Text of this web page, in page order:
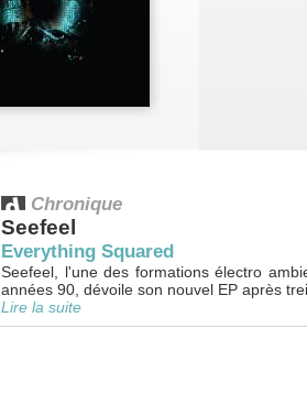
Chronique
Seefeel
Everything Squared
Seefeel, l'une des formations électro
années 90, dévoile son nouvel EP après
Lire la suite